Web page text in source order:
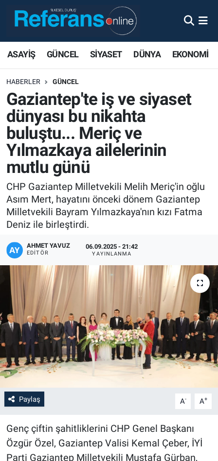
ASAYİŞ GÜNCEL SİYASET DÜNYA EKONOMİ
HABERLER GÜNCEL
Gaziantep'te iş ve siyaset
dünyası bu nikahta
buluştu... Meriç ve
Yılmazkaya ailelerinin
mutlu günü
CHP Gaziantep Milletvekili Melih Meriç'in oğlu
Asım Mert, hayatını önceki dönem Gaziantep
Milletvekili Bayram Yılmazkaya'nın kızı Fatma
Deniz ile birleştirdi.
AHMET YAVUZ
EDITÖR
06.09.2025 - 21:42
YAYINLANMA
Paylaş A- A+
‎Genç çiftin şahitliklerini CHP Genel Başkanı
Özgür Özel, Gaziantep Valisi Kemal Çeber, İYİ
Parti Gaziantep Milletvekili Mustafa Gürban,